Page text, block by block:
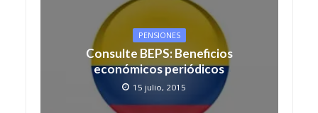
PENSIONES
Consulte BEPS: Beneficios
económicos periódicos
15 julio, 2015